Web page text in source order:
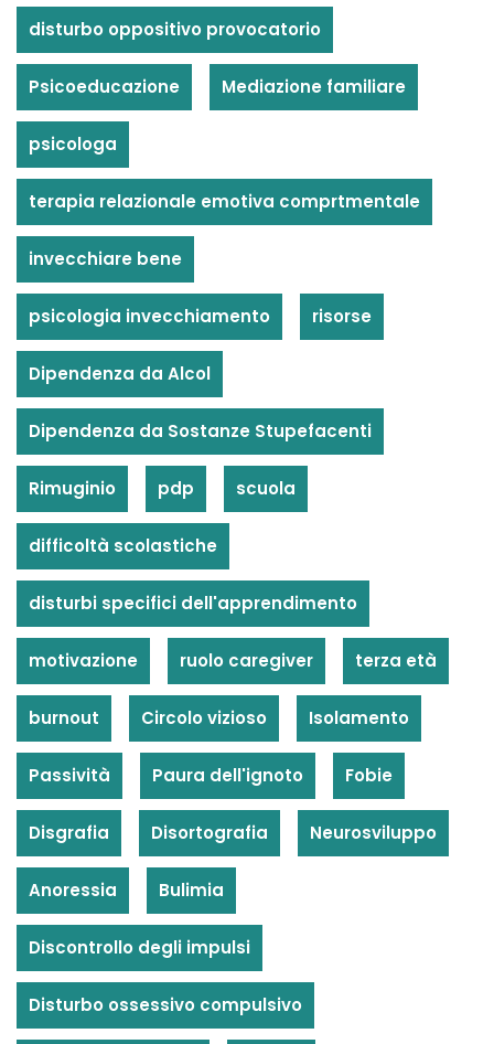
disturbo oppositivo provocatorio
Psicoeducazione Mediazione familiare
psicologa
terapia relazionale emotiva comprtmentale
invecchiare bene
psicologia invecchiamento risorse
Dipendenza da Alcol
Dipendenza da Sostanze Stupefacenti
Rimuginio pdp scuola
difficoltà scolastiche
disturbi specifici dell'apprendimento
motivazione ruolo caregiver terza età
burnout Circolo vizioso Isolamento
Passività Paura dell'ignoto Fobie
Disgrafia Disortografia Neurosviluppo
Anoressia Bulimia
Discontrollo degli impulsi
Disturbo ossessivo compulsivo